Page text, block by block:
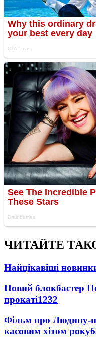
ЧИТАЙТЕ
Найцікавіші
Новий блокбастер
прокаті1232
Фільм про Людину-
касовим хітом року